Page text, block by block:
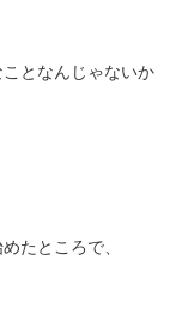
となんじゃないか
たところで、